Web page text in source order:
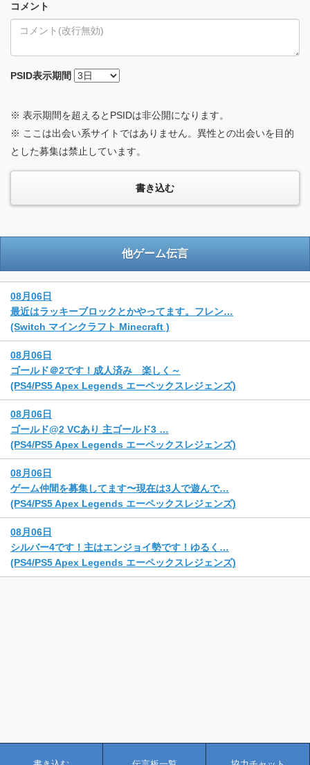
コメント
PSID表示期間
※ 表示期間を超えるとPSIDは非公開になります。
※ ここは出会い系サイトではありません。異性との出会いを目的
とした募集は禁止しています。
他ゲーム伝言
08月06日
最近はラッキーブロックとかやってます。フレン…
(Switch マインクラフト Minecraft )
08月06日
ゴールド＠2です！成人済み 楽しく～
(PS4/PS5 Apex Legends エーペックスレジェンズ)
08月06日
ゴールド@2 VCあり 主ゴールド3 …
(PS4/PS5 Apex Legends エーペックスレジェンズ)
08月06日
ゲーム仲間を募集してます〜現在は3人で遊んで…
(PS4/PS5 Apex Legends エーペックスレジェンズ)
08月06日
シルバー4です！主はエンジョイ勢です！ゆるく…
(PS4/PS5 Apex Legends エーペックスレジェンズ)